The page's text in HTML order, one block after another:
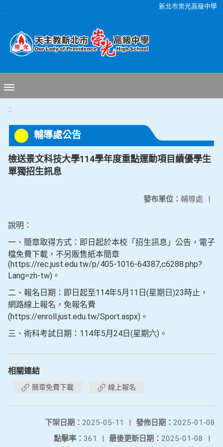
新北市崇光高級中學
:::
輔導處公告
檢送景文科技大學114學年度重點運動項目績優學生
單獨招生訊息
發布單位： 輔導處 |
說明：
一、簡章取得方式：即日起於本校「招生訊息」公告，電子
檔免費下載，不另販售紙本簡章
(https://rec.just.edu.tw/p/405-1016-64387,c6288.php?
Lang=zh-tw)。
二、報名日期：即日起至114年5月11日(星期日)23時止，
網路線上報名，免報名費
(https://enroll.just.edu.tw/Sport.aspx)。
三、術科考試日期：114年5月24日(星期六)。
相關連結
簡章免費下載 線上報名
發佈日期： 2025-01-08
下架日期： 2025-05-11
|
最後更新日期： 2025-01-08 |
點擊率： 361 |